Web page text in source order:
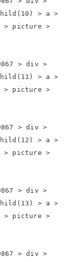
> a >
picture >
> div >
> a >
picture >
> div >
> a >
picture >
> div >
> a >
picture >
> div >